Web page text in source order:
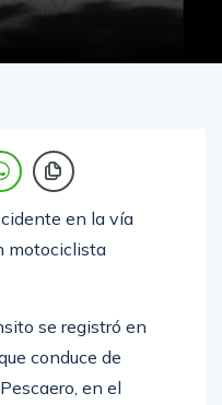
en la vía
motociclista
se registró en
conduce de
en el